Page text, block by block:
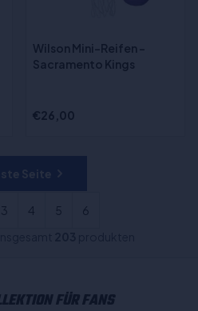
Wilson Mini-Reifen -
Sacramento Kings
€26,00
3 4 5
6
FÜR FANS